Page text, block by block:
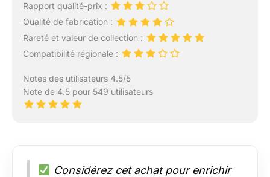
Rapport qualité-prix :
Qualité de fabrication :
Rareté et valeur de collection :
Compatibilité régionale :
Notes des utilisateurs 4.5/5
Note de 4.5 pour 549 utilisateurs
Considérez cet achat pour enrichir